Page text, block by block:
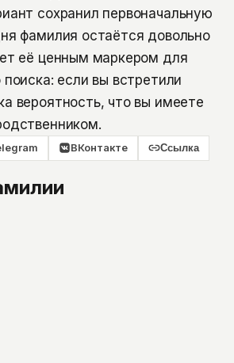
сохранил первоначальную
фамилия остаётся довольно
её ценным маркером для
поиска: если вы встретили
вероятность, что вы имеете
ВКонтакте Ссылка